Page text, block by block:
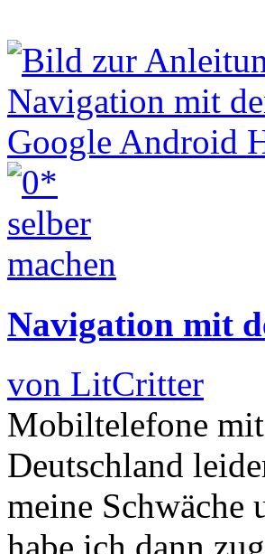
Navigation mit
von LitCritter
Mobiltelefone
Deutschland
meine Schwäche
habe ich dann